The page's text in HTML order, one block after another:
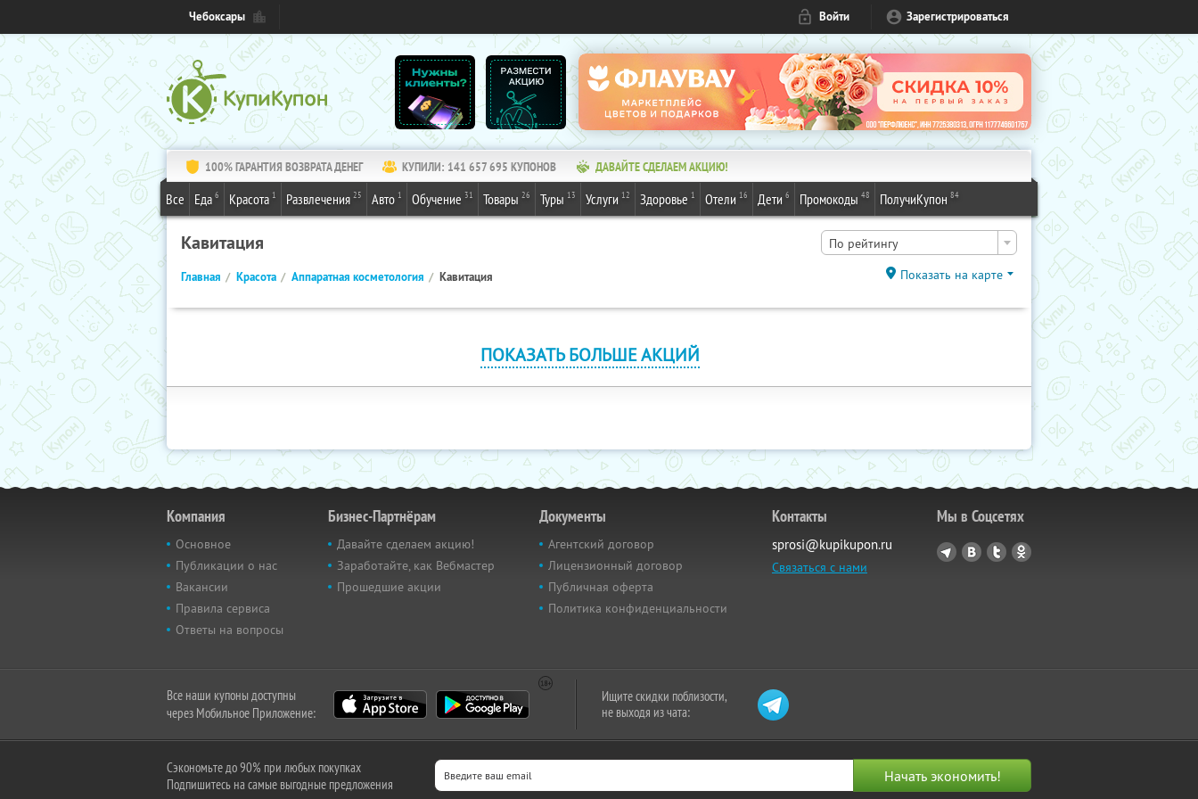
Чебоксары Войти Зарегистрироваться
100% ГАРАНТИЯ ВОЗВРАТА ДЕНЕГ КУПИЛИ: 141 657 695 КУПОНОВ ДАВАЙТЕ СДЕЛАЕМ АКЦИЮ!
Все Еда 6 Красота 1 Развлечения 25 Авто 1 Обучение 31 Товары 26 Туры 13 Услуги 12 Здоровье 1 Отели 16 Дети 6 Промокоды 48 ПолучиКупон 84
Кавитация По рейтингу
Главная Красота Аппаратная косметология Кавитация Показать на карте
ПОКАЗАТЬ БОЛЬШЕ АКЦИЙ
Компания
Основное
Публикации о нас
Вакансии
Правила сервиса
Ответы на вопросы
Бизнес-Партнёрам
Давайте сделаем акцию!
Заработайте, как Вебмастер
Прошедшие акции
Документы
Агентский договор
Лицензионный договор
Публичная оферта
Политика конфиденциальности
Контакты
sprosi@kupikupon.ru
Связаться с нами
Мы в Соцсетях
Все наши купоны доступны
через Мобильное Приложение:
Ищите скидки поблизости,
не выходя из чата:
Сэкономьте до 90% при любых покупках
Подпишитесь на самые выгодные предложения